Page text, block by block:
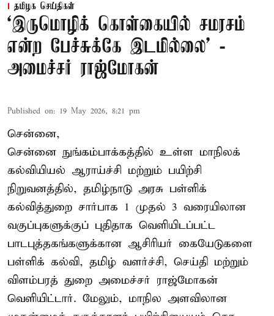
தமிழக செய்திகள்
‘இருமொழிக் கொள்கையில் சமரசம்
என்ற பேச்சுக்கே இடமில்லை’ -
அமைச்சர் ராஜ்மோகன்
Published on: 19 May 2026, 8:21 pm
சென்னை,
சென்னை நுங்கம்பாக்கத்தில் உள்ள மாநிலக்
கல்வியியல் ஆராய்ச்சி மற்றும் பயிற்சி
நிறுவனத்தில், தமிழ்நாடு அரசு பள்ளிக்
கல்வித்துறை சார்பாக 1 முதல் 3 வரையிலான
வகுப்புகளுக்குப் புதிதாக வெளியிடப்பட்ட
பாடபுத்தகங்களுக்கான ஆசிரியர் கையேடுகளை
பள்ளிக் கல்வி, தமிழ் வளர்ச்சி, செய்தி மற்றும்
விளம்பரத் துறை அமைச்சர் ராஜ்மோகன்
வெளியிட்டார். மேலும், மாநில அளவிலான